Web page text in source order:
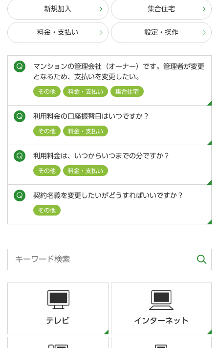
新規加入 集合住宅
料金・支払い 設定・操作
マンションの管理会社（オーナー）です。管理者が変更
となるため、支払いを変更したい。
その他 料金・支払い 集合住宅
利用料金の口座振替日はいつですか？
その他 料金・支払い
利用料金は、いつからいつまでの分ですか？
その他 料金・支払い
契約名義を変更したいがどうすればいいですか？
その他
テレビ インターネット